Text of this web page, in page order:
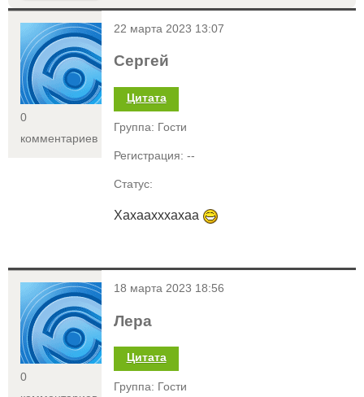
<
0
комментариев
22 марта 2023 13:07
Сергей
Цитата
Группа: Гости
Регистрация: --
Статус:
Хахаахххахаа
<
0
18 марта 2023 18:56
Лера
Цитата
Группа: Гости